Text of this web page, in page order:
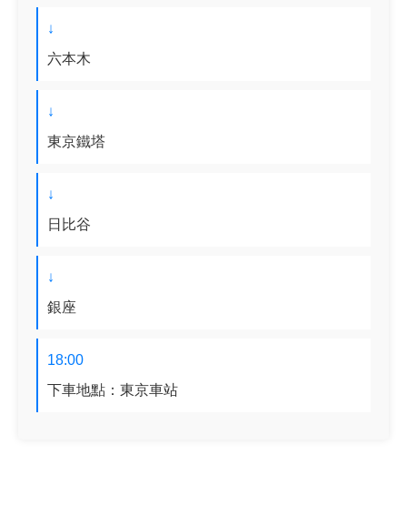
↓
六本木
↓
東京鐵塔
↓
日比谷
↓
銀座
18:00
下車地點：東京車站